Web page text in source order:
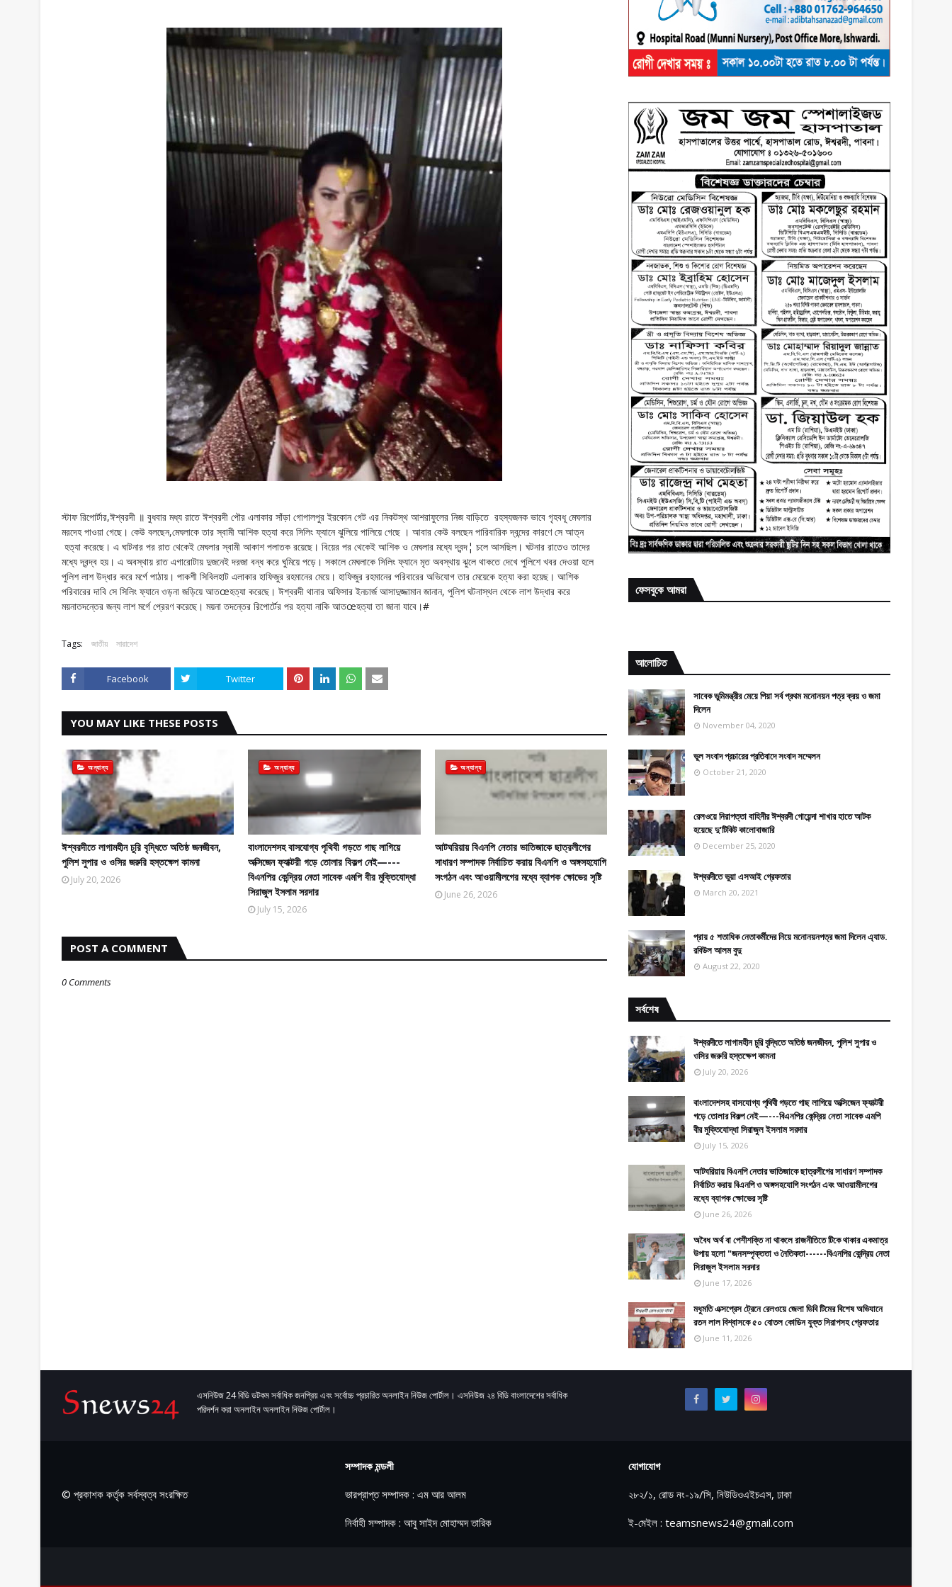
স্টাফ রিপোর্টার,ঈশ্বরদী ॥ বুধবার মধ্য রাতে ঈশ্বরদী পৌর এলাকার সাঁড়া গোপালপুর ইরকোন গেট এর নিকটস্থ আশরাফুলের নিজ বাড়িতে রহস্যজনক ভাবে গৃহবধূ মেঘলার
মরদেহ পাওয়া গেছে। কেউ বলছেন,মেঘলাকে তার স্বামী আশিক হত্যা করে সিলিং ফ্যানে ঝুলিয়ে পালিয়ে গেছে । আবার কেউ বলছেন পারিবারিক দ্বন্দের কারণে সে আত্ন
হত্যা করেছে। এ ঘাটনার পর রাত থেকেই মেঘলার স্বামী আকাশ পলাতক রয়েছে। বিয়ের পর থেকেই আশিক ও মেঘলার মধ্যে দ্বন্দ¦ চলে আসছিল। ঘটনার রাতেও তাদের
মধ্যে দ্বন্দ্ব হয়। এ অবস্থায় রাত এগারোটায় দুজনেই দরজা বন্ধ করে ঘুমিয়ে পড়ে। সকালে মেঘলাকে সিলিং ফ্যানে মৃত অবস্থায় ঝুলে থাকতে দেখে পুলিশে খবর দেওয়া হলে
পুলিশ লাশ উদ্ধার করে মর্গে পাঠায়। পাকশী সিবিলহাট এলাকার হাফিজুর রহমানের মেয়ে। হাফিজুর রহমানের পরিবারের অভিযোগ তার মেয়েকে হত্যা করা হয়েছ। আশিক
পরিবারের দাবি সে সিলিং ফ্যানে ওড়না জড়িয়ে আতœহত্যা করেছে। ঈশ্বরদী থানার অফিসার ইনচার্জ আসাদুজ্জামান জানান, পুলিশ ঘটনাস্থল থেকে লাশ উদ্ধার করে
ময়নাতদন্তের জন্য লাশ মর্গে প্রেরণ করেছে। ময়না তদন্তের রিপোর্টের পর হত্যা নাকি আতœহত্যা তা জানা যাবে।#
Tags: জাতীয় সারাদেশ
Facebook Twitter
YOU MAY LIKE THESE POSTS
অন্যান্য
ঈশ্বরদীতে লাগামহীন চুরি বৃদ্ধিতে অতিষ্ঠ জনজীবন,
পুলিশ সুপার ও ওসির জরুরি হস্তক্ষেপ কামনা
July 20, 2026
অন্যান্য
বাংলাদেশসহ বাসযোগ্য পৃথিবী গড়তে গাছ লাগিয়ে
অক্সিজেন ফ্যাক্টরী গড়ে তোলার বিকল্প নেই—---
বিএনপির কেন্দ্রিয় নেতা সাবেক এমপি বীর মুক্তিযোদ্ধা
সিরাজুল ইসলাম সরদার
July 15, 2026
অন্যান্য
আটঘরিয়ায় বিএনপি নেতার ভাতিজাকে ছাত্রলীগের
সাধারণ সম্পাদক নির্বাচিত করায় বিএনপি ও অঙ্গসহযোগি
সংগঠন এবং আওয়ামীলগের মধ্যে ব্যাপক ক্ষোভের সৃষ্টি
June 26, 2026
POST A COMMENT
0 Comments
ফেসবুকে আমরা
আলোচিত
সাবেক ভুমিমন্ত্রীর মেয়ে পিয়া সর্ব প্রথম মনোনয়ন পত্র ক্রয় ও জমা
দিলেন
November 04, 2020
ভুল সংবাদ প্রচারের প্রতিবাদে সংবাদ সম্মেলন
October 21, 2020
রেলওয়ে নিরাপত্তা বাহিনীর ঈশ্বরদী গোয়েন্দা শাখার হাতে আটক
হয়েছে দু’টিকিট কালোবাজারি
December 25, 2020
ঈশ্বরদীতে ভুয়া এসআই গ্রেফতার
March 20, 2021
প্রায় ৫ শতাধিক নেতাকর্মীদের নিয়ে মনোনয়নপত্র জমা দিলেন এ্যাড.
রবিউল আলম বুদু
August 22, 2020
সর্বশেষ
ঈশ্বরদীতে লাগামহীন চুরি বৃদ্ধিতে অতিষ্ঠ জনজীবন, পুলিশ সুপার ও
ওসির জরুরি হস্তক্ষেপ কামনা
July 20, 2026
বাংলাদেশসহ বাসযোগ্য পৃথিবী গড়তে গাছ লাগিয়ে অক্সিজেন ফ্যাক্টরী
গড়ে তোলার বিকল্প নেই—---বিএনপির কেন্দ্রিয় নেতা সাবেক এমপি
বীর মুক্তিযোদ্ধা সিরাজুল ইসলাম সরদার
July 15, 2026
আটঘরিয়ায় বিএনপি নেতার ভাতিজাকে ছাত্রলীগের সাধারণ সম্পাদক
নির্বাচিত করায় বিএনপি ও অঙ্গসহযোগি সংগঠন এবং আওয়ামীলগের
মধ্যে ব্যাপক ক্ষোভের সৃষ্টি
June 26, 2026
​​অবৈধ অর্থ বা পেশীশক্তি না থাকলে রাজনীতিতে টিকে থাকার একমাত্র
উপায় হলো "জনসম্পৃক্ততা ও নৈতিকতা------বিএনপির কেন্দ্রিয় নেতা
সিরাজুল ইসলাম সরদার
June 17, 2026
মধুমতি এক্সপ্রেস ট্রেনে রেলওয়ে জেলা ডিবি টিমের বিশেষ অভিযানে
রতন লাল বিশ্বাসকে ৫০ বোতল কোডিন যুক্ত সিরাপসহ গ্রেফতার
June 11, 2026
এসনিউজ 24 বিডি ডটকম সর্বাধিক জনপ্রিয় এবং সর্বোচ্চ প্রচারিত অনলাইন নিউজ পোর্টাল। এসনিউজ ২৪ বিডি বাংলাদেশের সর্বাধিক
পরিদর্শন করা অনলাইন অনলাইন নিউজ পোর্টাল।
© প্রকাশক কর্তৃক সর্বস্বত্ব সংরক্ষিত
সম্পাদক মন্ডলী
ভারপ্রাপ্ত সম্পাদক : এম আর আলম
নির্বাহী সম্পাদক : আবু সাইদ মোহাম্মদ তারিক
যোগাযোগ
২৮২/১, রোড নং-১৯/সি, নিউডিওএইচএস, ঢাকা
ই-মেইল : teamsnews24@gmail.com